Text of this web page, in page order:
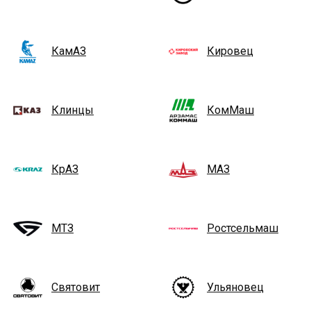
КамАЗ Кировец
Клинцы КомМаш
КрАЗ МАЗ
МТЗ Ростсельмаш
Святовит Ульяновец